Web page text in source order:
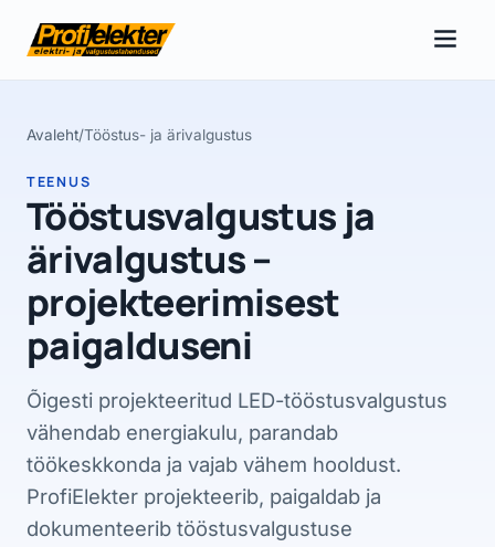
Avaleht/Tööstus- ja ärivalgustus
TEENUS
Tööstusvalgustus ja
ärivalgustus –
projekteerimisest
paigalduseni
Õigesti projekteeritud LED-tööstusvalgustus
vähendab energiakulu, parandab
töökeskkonda ja vajab vähem hooldust.
ProfiElekter projekteerib, paigaldab ja
dokumenteerib tööstusvalgustuse